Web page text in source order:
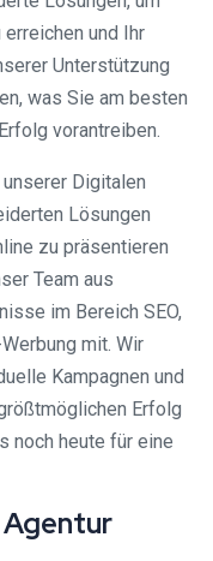
und Ihr
Unterstützung
was Sie am besten
vorantreiben.
Digitalen
Lösungen
zu präsentieren
Team aus
im Bereich SEO,
mit. Wir
Kampagnen und
Erfolg
noch heute für eine